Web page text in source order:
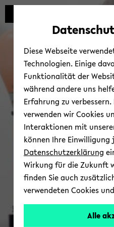
Diese Webseite
Technologien. Einige
Funktionalität der
während andere uns
Erfahrung zu
verwenden wir Cookies
Interaktionen mit
können Ihre
Datenschutzerklärung
Wirkung für die Zukunft
finden Sie auch
verwendeten Cookies
Alle